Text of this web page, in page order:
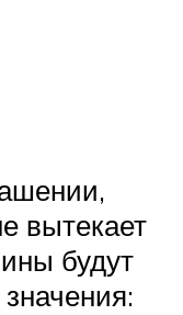
вытекает
будут